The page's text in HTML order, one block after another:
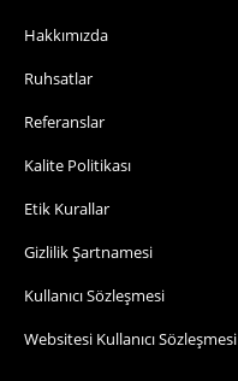
Hakkımızda
Ruhsatlar
Referanslar
Kalite Politikası
Etik Kurallar
Gizlilik Şartnamesi
Kullanıcı Sözleşmesi
Websitesi Kullanıcı Sözleşmesi